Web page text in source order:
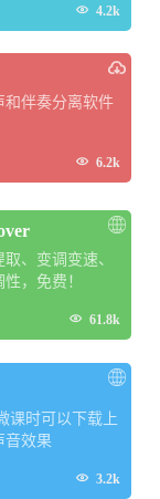
 4.2k
和伴奏分离软件
 6.2k
、变调变速、
，免费！
 61.8k
课时可以下载上
音效果
 3.2k